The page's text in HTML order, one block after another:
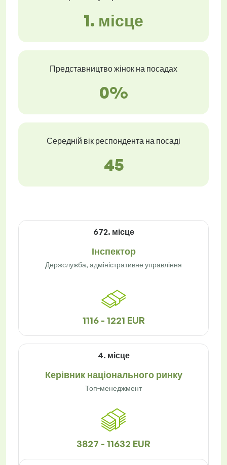
1. місце
Представництво жінок на посадах
0%
Середній вік респондента на посаді
45
672. місце
Інспектор
Держслужба, адміністративне управління
1116 - 1221 EUR
4. місце
Керівник національного ринку
Топ-менеджмент
3827 - 11632 EUR